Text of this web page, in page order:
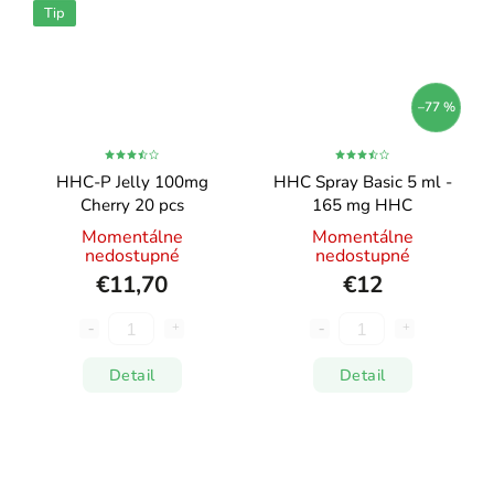
Tip
HHC-P Jelly 100mg
Cherry 20 pcs
Momentálne
nedostupné
€11,70
Detail
–77 %
HHC Spray Basic 5 ml -
165 mg HHC
Momentálne
nedostupné
€12
Detail